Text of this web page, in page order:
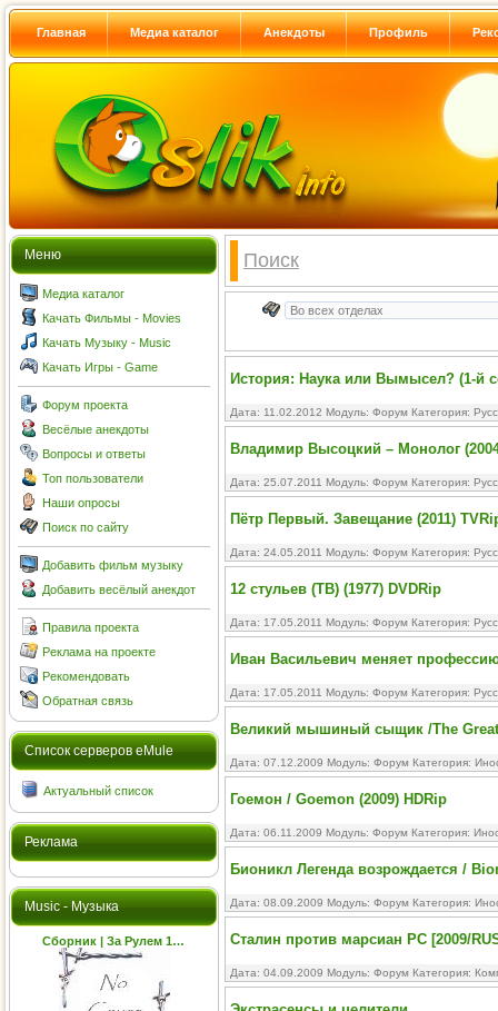
Главная Медиа каталог Анекдоты Профиль
Меню
Медиа каталог
Качать Фильмы - Movies
Качать Музыку - Music
Качать Игры - Game
Форум проекта
Весёлые анекдоты
Вопросы и ответы
Топ пользователи
Наши опросы
Поиск по сайту
Добавить фильм музыку
Добавить весёлый анекдот
Правила проекта
Реклама на проекте
Рекомендовать
Обратная связь
Cписок серверов eMule
Актуальный список
Реклама
Music - Музыка
Сборник | За Рулем 1…
Поиск
История: Наука или Вымысел? (1-й
Дата: 11.02.2012 Модуль: Форум Категория:
Владимир Высоцкий – Монолог
Дата: 25.07.2011 Модуль: Форум Категория:
Пётр Первый. Завещание (2011)
Дата: 24.05.2011 Модуль: Форум Категория:
12 стульев (ТВ) (1977) DVDRip
Дата: 17.05.2011 Модуль: Форум Категория:
Иван Васильевич меняет
Дата: 17.05.2011 Модуль: Форум Категория:
Великий мышиный сыщик /The Great
Дата: 07.12.2009 Модуль: Форум Категория:
Гоемон / Goemon (2009) HDRip
Дата: 06.11.2009 Модуль: Форум Категория:
Бионикл Легенда возрождается /
Дата: 08.09.2009 Модуль: Форум Категория:
Сталин против марсиан PC [2009/
Дата: 04.09.2009 Модуль: Форум Категория: